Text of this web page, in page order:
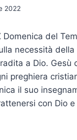
2022
Domenica del
necessità
a Dio.
preghiera
il suo
con Dio